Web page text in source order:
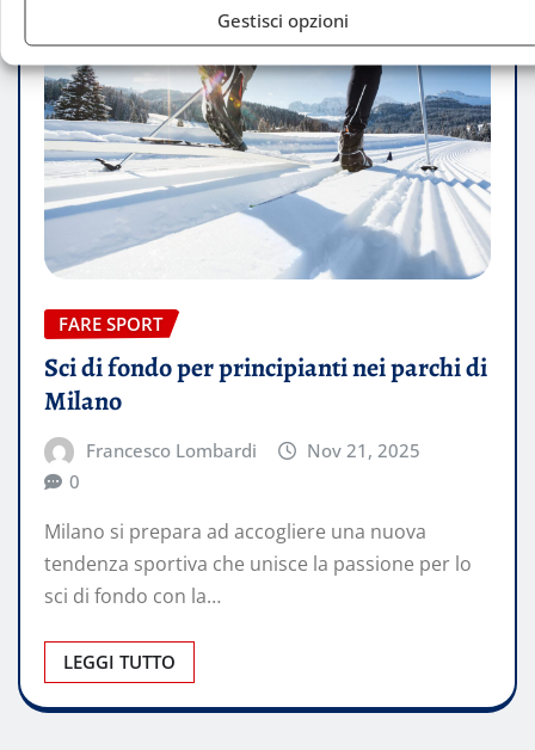
Gestisci opzioni
FARE SPORT
Sci di fondo per principianti nei parchi di
Milano
Francesco Lombardi
Nov 21, 2025
0
Milano si prepara ad accogliere una nuova
tendenza sportiva che unisce la passione per lo
sci di fondo con la…
LEGGI TUTTO